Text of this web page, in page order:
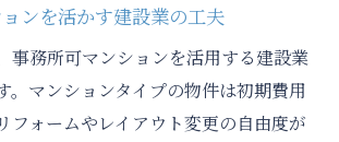
ンを活かす建設業の工夫
事務所可マンションを活用する建設業
。マンションタイプの物件は初期費用
フォームやレイアウト変更の自由度が